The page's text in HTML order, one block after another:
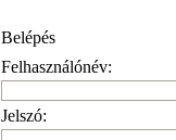
Belépés
Felhasználónév:
Jelszó: